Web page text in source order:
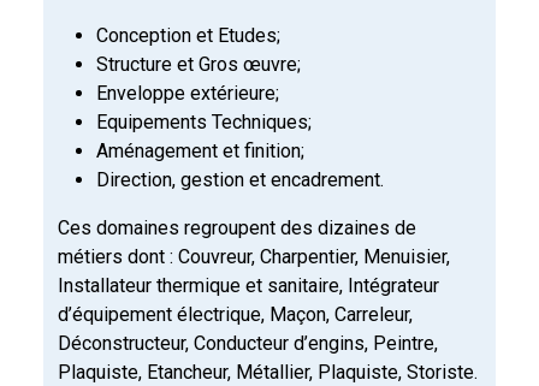
Conception et Etudes;
Structure et Gros œuvre;
Enveloppe extérieure;
Equipements Techniques;
Aménagement et finition;
Direction, gestion et encadrement.
Ces domaines regroupent des dizaines de
métiers dont : Couvreur, Charpentier, Menuisier,
Installateur thermique et sanitaire, Intégrateur
d’équipement électrique, Maçon, Carreleur,
Déconstructeur, Conducteur d’engins, Peintre,
Plaquiste, Etancheur, Métallier, Plaquiste, Storiste.